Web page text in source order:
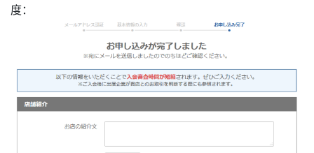
度：